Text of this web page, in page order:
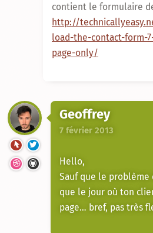
contient le formulaire
http://
load-the-contact-form-
page-only/
Geoffrey
7 février 2013
Hello,
Sauf que le problème
que le jour où ton
page… bref, pas très